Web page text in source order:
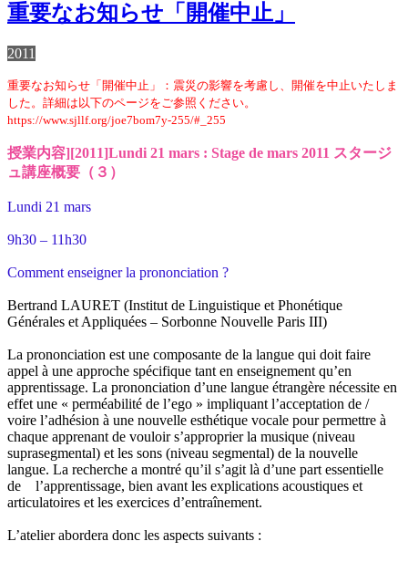
重要なお知らせ「開催中止」
2011
重要なお知らせ「開催中止」：震災の影響を考慮し、開催を中止いたしま
した。詳細は以下のページをご参照ください。
https://www.sjllf.org/joe7bom7y-255/#_255
授業内容][2011]Lundi 21 mars : Stage de mars 2011 スタージ
ュ講座概要（３）
Lundi 21 mars
9h30 – 11h30
Comment enseigner la prononciation ?
Bertrand LAURET (Institut de Linguistique et Phonétique
Générales et Appliquées – Sorbonne Nouvelle Paris III)
La prononciation est une composante de la langue qui doit faire
appel à une approche spécifique tant en enseignement qu’en
apprentissage. La prononciation d’une langue étrangère nécessite en
effet une « perméabilité de l’ego » impliquant l’acceptation de /
voire l’adhésion à une nouvelle esthétique vocale pour permettre à
chaque apprenant de vouloir s’approprier la musique (niveau
suprasegmental) et les sons (niveau segmental) de la nouvelle
langue. La recherche a montré qu’il s’agit là d’une part essentielle
de l’apprentissage, bien avant les explications acoustiques et
articulatoires et les exercices d’entraînement.
L’atelier abordera donc les aspects suivants :